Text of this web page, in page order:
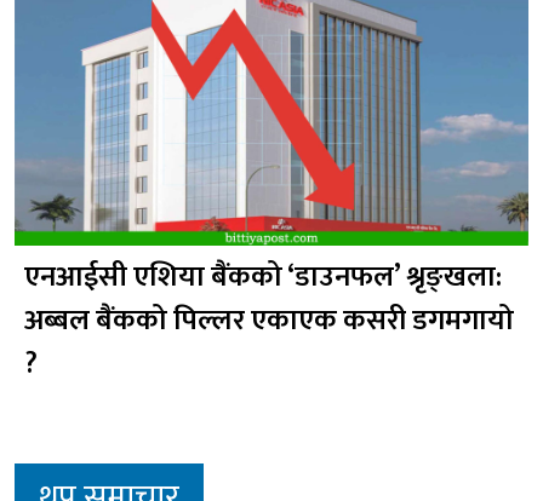
एनआईसी एशिया बैंकको ‘डाउनफल’ श्रृङ्खला:
अब्बल बैंकको पिल्लर एकाएक कसरी डगमगायो
?